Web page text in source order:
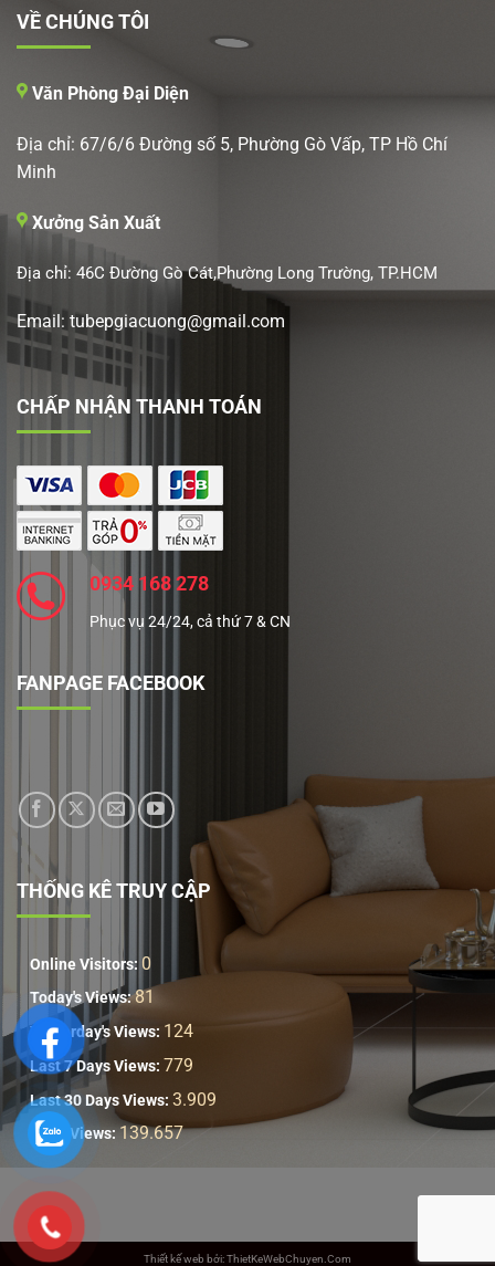
VỀ CHÚNG TÔI
Văn Phòng Đại Diện
Địa chỉ: 67/6/6 Đường số 5, Phường Gò Vấp, TP Hồ Chí
Minh
Xưởng Sản Xuất
Địa chỉ: 46C Đường Gò Cát,Phường Long Trường, TP.HCM
Email: tubepgiacuong@gmail.com
CHẤP NHẬN THANH TOÁN
0934 168 278
Phục vụ 24/24, cả thứ 7 & CN
FANPAGE FACEBOOK
THỐNG KÊ TRUY CẬP
Online Visitors: 0
Today's Views:81
Yesterday's Views: 124
Last 7 Days Views: 779
Last 30 Days Views: 3.909
Total Views:139.657
Thiết kế web bởi: ThietKeWebChuyen.Com